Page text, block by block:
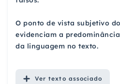
O ponto de vista subjetivo
evidenciam a
da linguagem no texto.
Ver texto associado